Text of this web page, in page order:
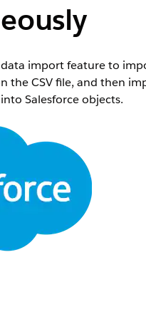
data import feature to
the CSV file, and then
Salesforce objects.
availability
DPE:
CSV data import
add DPE nodes and input
find and select the
CSV File Import app,